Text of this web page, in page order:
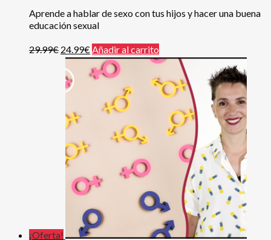
Aprende a hablar de sexo con tus hijos y hacer una buena
educación sexual
29.99€ 24.99€ Añadir al carrito
¡Oferta!